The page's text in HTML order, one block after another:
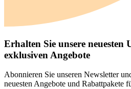
Erhalten Sie unsere neuesten
exklusiven Angebote
Abonnieren Sie unseren Newsletter
neuesten Angebote und Rabattpakete